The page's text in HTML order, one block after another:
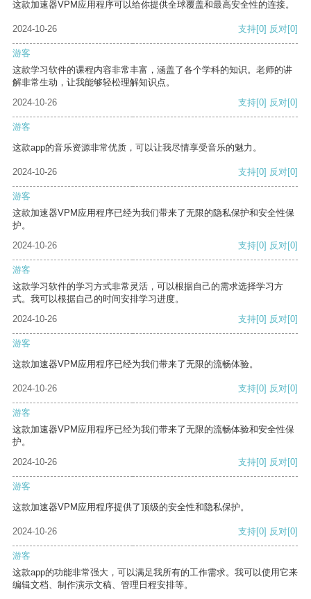
这款加速器VPM应用程序可以给你提供全球覆盖和最高安全性的连接。
2024-10-26 支持[0] 反对[0]
游客
这款学习软件的课程内容非常丰富，涵盖了各个学科的知识。老师的讲
解非常生动，让我能够轻松理解知识点。
2024-10-26
支持[0] 反对[0]
游客
这款app的音乐资源非常优质，可以让我尽情享受音乐的魅力。
2024-10-26 支持[0] 反对[0]
游客
这款加速器VPM应用程序已经为我们带来了无限的隐私保护和安全性保
护。
2024-10-26
支持[0] 反对[0]
游客
这款学习软件的学习方式非常灵活，可以根据自己的需求选择学习方
式。我可以根据自己的时间安排学习进度。
2024-10-26
支持[0] 反对[0]
游客
这款加速器VPM应用程序已经为我们带来了无限的流畅体验。
2024-10-26 支持[0] 反对[0]
游客
这款加速器VPM应用程序已经为我们带来了无限的流畅体验和安全性保
护。
2024-10-26
支持[0] 反对[0]
游客
这款加速器VPM应用程序提供了顶级的安全性和隐私保护。
2024-10-26 支持[0] 反对[0]
游客
这款app的功能非常强大，可以满足我所有的工作需求。我可以使用它来
编辑文档、制作演示文稿、管理日程安排等。